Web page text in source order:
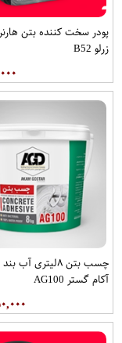
پودر سخت کننده بتن
زرلو B52
چسب بتن ۸لیتری
آکام گستر AG100